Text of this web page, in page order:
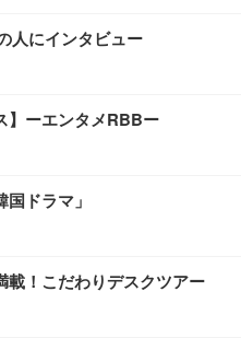
人にインタビュー
】ーエンタメRBBー
ドラマ」
載！こだわりデスクツアー